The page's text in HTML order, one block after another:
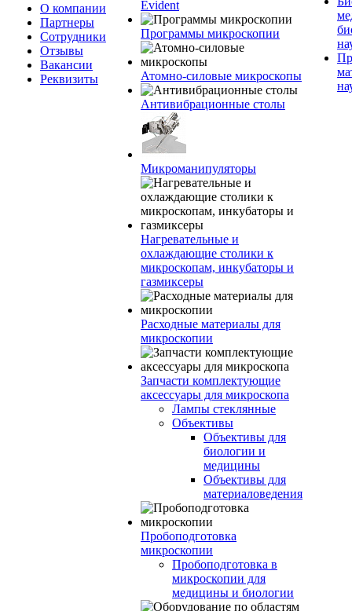
О компании
Партнеры
Сотрудники
Отзывы
Вакансии
Реквизиты
Evident
Программы микроскопии
Атомно-силовые микроскопы
Антивибрационные столы
Микроманипуляторы
Нагревательные и
охлаждающие столики к
микроскопам, инкубаторы и
газмиксеры
Расходные материалы для
микроскопии
Запчасти комплектующие
аксессуары для микроскопа
Лампы стеклянные
Объективы
Объективы для
биологии и
медицины
Объективы для
материаловедения
Пробоподготовка
микроскопии
Пробоподготовка в
микроскопии для
медицины и биологии